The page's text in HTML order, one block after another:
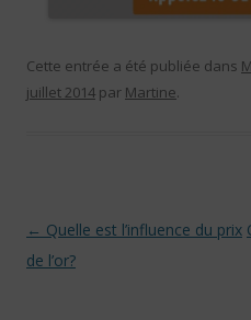
Cette entrée a été publiée dans
juillet 2014 par Martine.
Navigation des articles
← Quelle est l’influence du prix
de l’or?